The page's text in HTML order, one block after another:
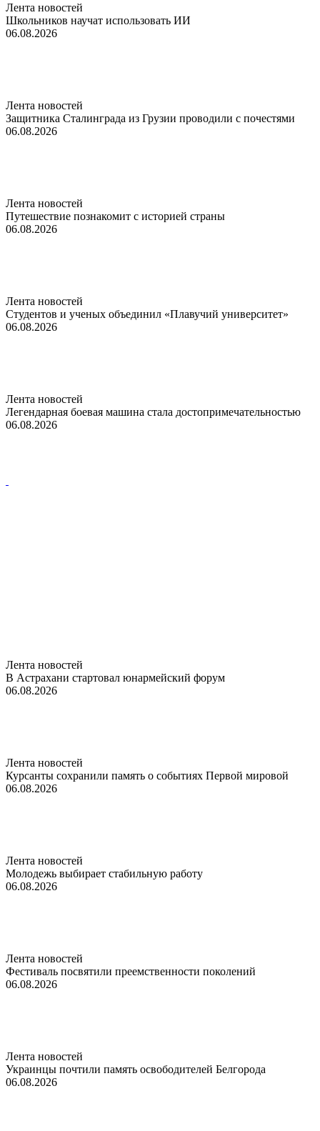
Лента новостей
Школьников научат использовать ИИ
06.08.2026
Лента новостей
Защитника Сталинграда из Грузии проводили с почестями
06.08.2026
Лента новостей
Путешествие познакомит с историей страны
06.08.2026
Лента новостей
Студентов и ученых объединил «Плавучий университет»
06.08.2026
Лента новостей
Легендарная боевая машина стала достопримечательностью
06.08.2026
Лента новостей
В Астрахани стартовал юнармейский форум
06.08.2026
Лента новостей
Курсанты сохранили память о событиях Первой мировой
06.08.2026
Лента новостей
Молодежь выбирает стабильную работу
06.08.2026
Лента новостей
Фестиваль посвятили преемственности поколений
06.08.2026
Лента новостей
Украинцы почтили память освободителей Белгорода
06.08.2026